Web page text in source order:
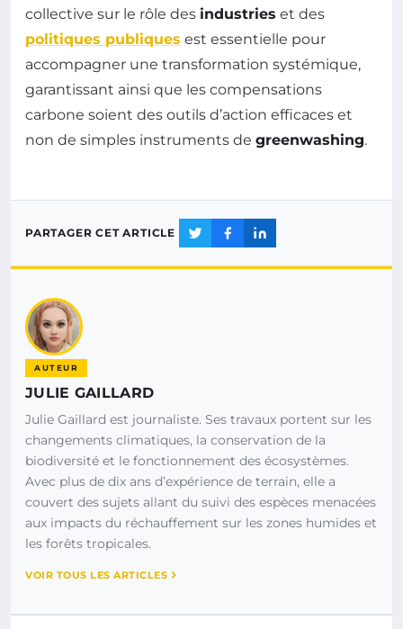
collective sur le rôle des industries et des
politiques publiques est essentielle pour
accompagner une transformation systémique,
garantissant ainsi que les compensations
carbone soient des outils d’action efficaces et
non de simples instruments de greenwashing.
PARTAGER CET ARTICLE
AUTEUR
JULIE GAILLARD
Julie Gaillard est journaliste. Ses travaux portent sur les
changements climatiques, la conservation de la
biodiversité et le fonctionnement des écosystèmes.
Avec plus de dix ans d’expérience de terrain, elle a
couvert des sujets allant du suivi des espèces menacées
aux impacts du réchauffement sur les zones humides et
les forêts tropicales.
VOIR TOUS LES ARTICLES